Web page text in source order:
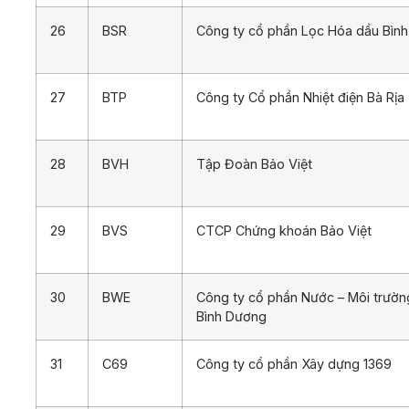
26 BSR Công ty cổ phần Lọc Hóa dầu
27 BTP Công ty Cổ phần Nhiệt điện Bà Rịa
28 BVH Tập Đoàn Bảo Việt
29 BVS CTCP Chứng khoán Bảo Việt
30 BWE
Công ty cổ phần Nước – Môi
Bình Dương
31 C69 Công ty cổ phần Xây dựng 1369